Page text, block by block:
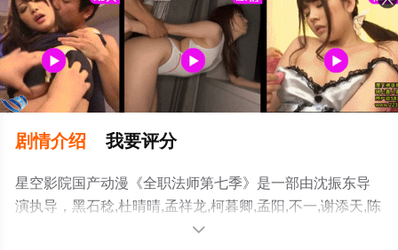
剧情介绍 我要评分
星空影院国产动漫《全职法师第七季》是一部由沈振东导
演执导，黑石稔,杜晴晴,孟祥龙,柯暮卿,孟阳,不一,谢添天,陈
新玥,筱筝,高其昌,袁国庆,忙音等演员精彩演绎的大陆动
